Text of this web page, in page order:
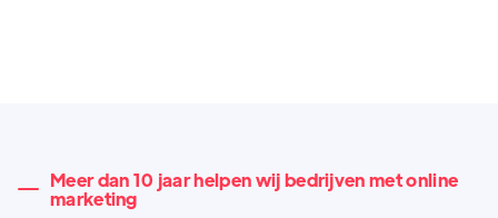
Meer dan 10 jaar helpen wij bedrijven met online
marketing